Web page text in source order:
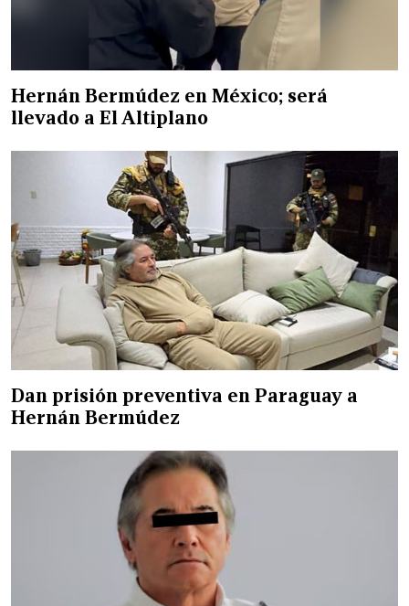
Hernán Bermúdez en México; será
llevado a El Altiplano
Dan prisión preventiva en Paraguay a
Hernán Bermúdez